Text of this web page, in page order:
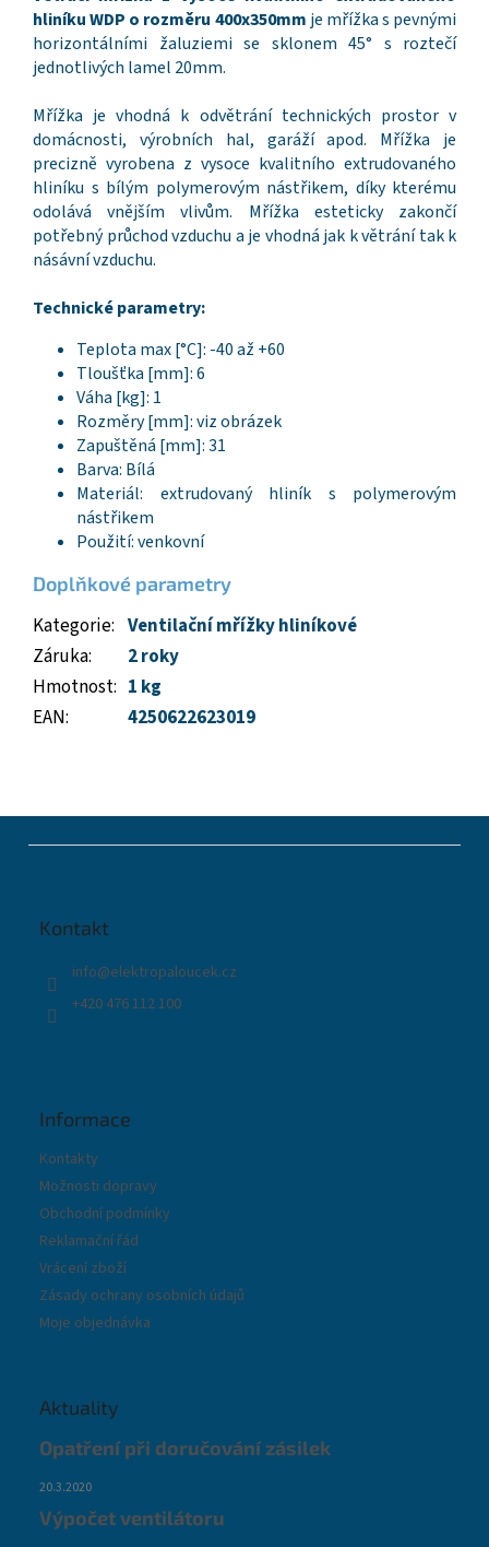
hliníku WDP o rozměru 400x350mm je mřížka s pevnými
horizontálními žaluziemi se sklonem 45° s roztečí
jednotlivých lamel 20mm.
Mřížka je vhodná k odvětrání technických prostor v
domácnosti, výrobních hal, garáží apod. Mřížka je
precizně vyrobena z vysoce kvalitního extrudovaného
hliníku s bílým polymerovým nástřikem, díky kterému
odolává vnějším vlivům. Mřížka esteticky zakončí
potřebný průchod vzduchu a je vhodná jak k větrání tak k
násávní vzduchu.
Technické parametry:
Teplota max [°C]: -40 až +60
Tloušťka [mm]: 6
Váha [kg]: 1
Rozměry [mm]: viz obrázek
Zapuštěná [mm]: 31
Barva: Bílá
Materiál: extrudovaný hliník s polymerovým
nástřikem
Použití: venkovní
Doplňkové parametry
Kategorie: Ventilační mřížky hliníkové
Záruka:
2 roky
Hmotnost: 1 kg
EAN: 4250622623019
Kontakt
info@elektropaloucek.cz
+420 476 112 100
Informace
Kontakty
Možnosti dopravy
Obchodní podmínky
Reklamační řád
Vrácení zboží
Zásady ochrany osobních údajů
Moje objednávka
Aktuality
Opatření při doručování zásilek
20.3.2020
Výpočet ventilátoru